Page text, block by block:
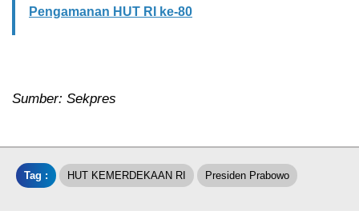
Pengamanan HUT RI ke-80
Sumber: Sekpres
Tag : HUT KEMERDEKAAN RI Presiden Prabowo